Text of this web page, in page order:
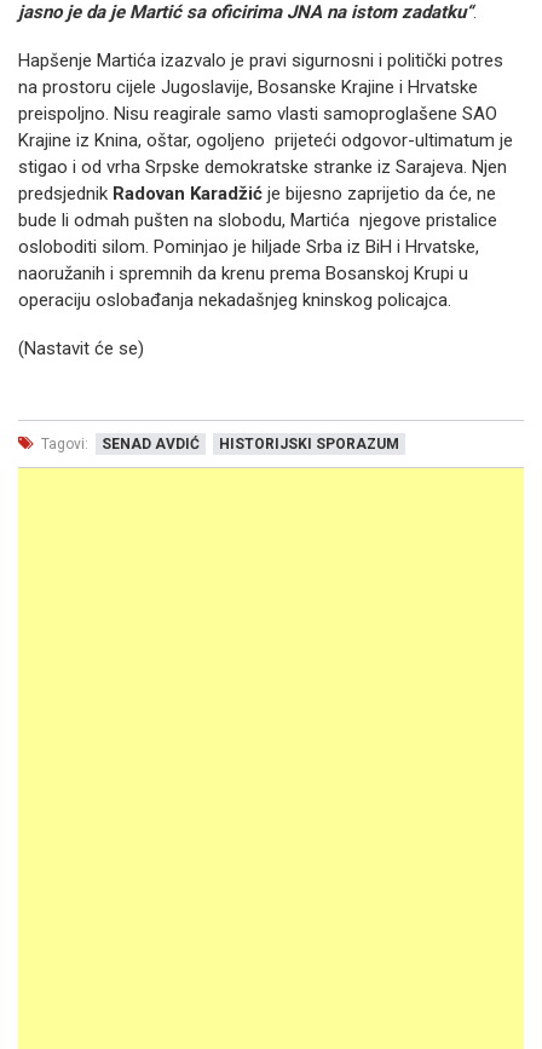
jasno je da je Martić sa oficirima JNA na istom zadatku“.
Hapšenje Martića izazvalo je pravi sigurnosni i politički potres
na prostoru cijele Jugoslavije, Bosanske Krajine i Hrvatske
preispoljno. Nisu reagirale samo vlasti samoproglašene SAO
Krajine iz Knina, oštar, ogoljeno prijeteći odgovor-ultimatum je
stigao i od vrha Srpske demokratske stranke iz Sarajeva. Njen
predsjednik Radovan Karadžić je bijesno zaprijetio da će, ne
bude li odmah pušten na slobodu, Martića njegove pristalice
osloboditi silom. Pominjao je hiljade Srba iz BiH i Hrvatske,
naoružanih i spremnih da krenu prema Bosanskoj Krupi u
operaciju oslobađanja nekadašnjeg kninskog policajca.
(Nastavit će se)
Tagovi: SENAD AVDIĆ HISTORIJSKI SPORAZUM